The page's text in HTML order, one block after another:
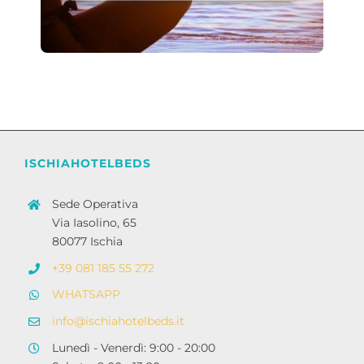
ISCHIAHOTELBEDS
Sede Operativa
Via Iasolino, 65
80077 Ischia
+39 081 185 55 272
WHATSAPP
info@ischiahotelbeds.it
Lunedì - Venerdì: 9:00 - 20:00